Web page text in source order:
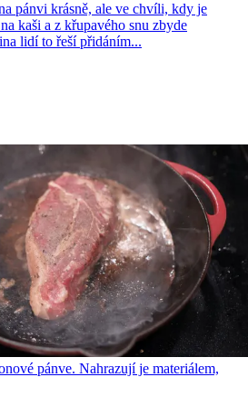
pánvi krásně, ale ve chvíli, kdy je
kaši a z křupavého snu zbyde
lidí to řeší přidáním...
pánve. Nahrazují je materiálem,